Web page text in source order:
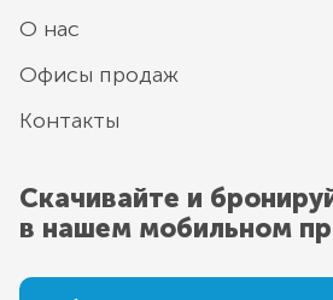
О нас
Офисы продаж
Контакты
Скачивайте и
в нашем мобильном